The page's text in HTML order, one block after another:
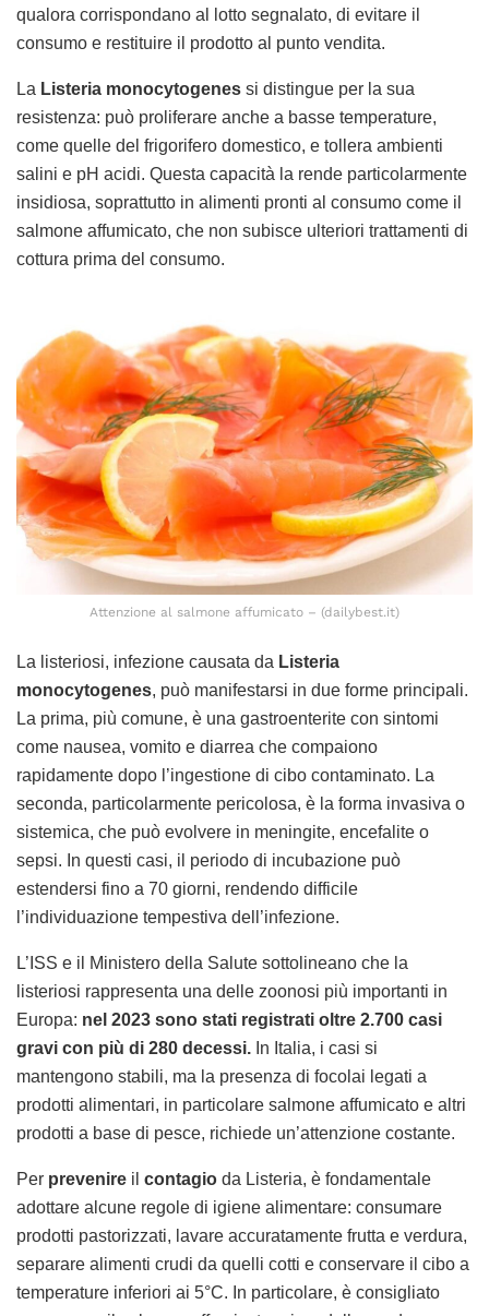
qualora corrispondano al lotto segnalato, di evitare il
consumo e restituire il prodotto al punto vendita.
La Listeria monocytogenes si distingue per la sua
resistenza: può proliferare anche a basse temperature,
come quelle del frigorifero domestico, e tollera ambienti
salini e pH acidi. Questa capacità la rende particolarmente
insidiosa, soprattutto in alimenti pronti al consumo come il
salmone affumicato, che non subisce ulteriori trattamenti di
cottura prima del consumo.
Attenzione al salmone affumicato – (dailybest.it)
La listeriosi, infezione causata da Listeria
monocytogenes, può manifestarsi in due forme principali.
La prima, più comune, è una gastroenterite con sintomi
come nausea, vomito e diarrea che compaiono
rapidamente dopo l’ingestione di cibo contaminato. La
seconda, particolarmente pericolosa, è la forma invasiva o
sistemica, che può evolvere in meningite, encefalite o
sepsi. In questi casi, il periodo di incubazione può
estendersi fino a 70 giorni, rendendo difficile
l’individuazione tempestiva dell’infezione.
L’ISS e il Ministero della Salute sottolineano che la
listeriosi rappresenta una delle zoonosi più importanti in
Europa: nel 2023 sono stati registrati oltre 2.700 casi
gravi con più di 280 decessi. In Italia, i casi si
mantengono stabili, ma la presenza di focolai legati a
prodotti alimentari, in particolare salmone affumicato e altri
prodotti a base di pesce, richiede un’attenzione costante.
Per prevenire il contagio da Listeria, è fondamentale
adottare alcune regole di igiene alimentare: consumare
prodotti pastorizzati, lavare accuratamente frutta e verdura,
separare alimenti crudi da quelli cotti e conservare il cibo a
temperature inferiori ai 5°C. In particolare, è consigliato